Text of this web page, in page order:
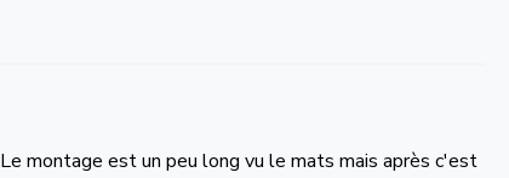
montage est un peu long vu le mats mais après c'est